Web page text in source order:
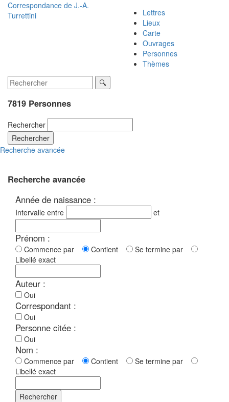
Correspondance de J.-A.
Turrettini
Lettres
Lieux
Carte
Ouvrages
Personnes
Thèmes
7819 Personnes
Rechercher
Rechercher
Recherche avancée
Recherche avancée
Année de naissance :
Intervalle entre et
Prénom :
Commence par Contient
Se termine par
Libellé exact
Auteur :
Oui
Correspondant :
Oui
Personne citée :
Oui
Nom :
Commence par Contient
Se termine par
Libellé exact
Rechercher